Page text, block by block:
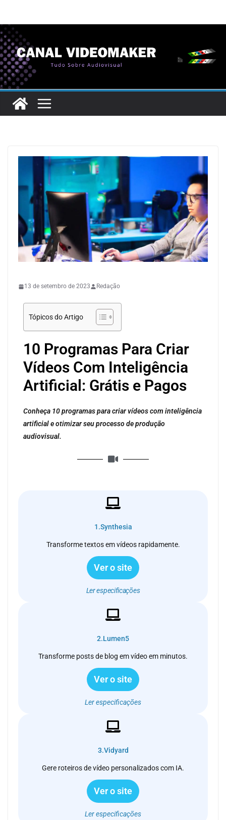
13 de setembro de 2023 Redação
Tópicos do Artigo
10 Programas Para Criar
Vídeos Com Inteligência
Artificial: Grátis e Pagos
Conheça 10 programas para criar vídeos com inteligência
artificial e otimizar seu processo de produção
audiovisual.
1.Synthesia
Transforme textos em vídeos rapidamente.
Ver o site
Ler especificações
2.Lumen5
Transforme posts de blog em vídeo em minutos.
Ver o site
Ler especificações
3.Vidyard
Gere roteiros de vídeo personalizados com IA.
Ver o site
Ler especificações